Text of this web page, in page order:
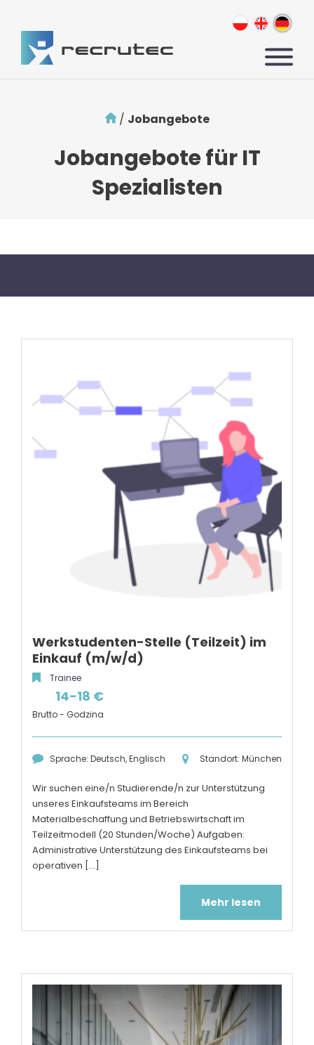
/ Jobangebote
Jobangebote für IT
Spezialisten
Werkstudenten-Stelle (Teilzeit) im
Einkauf (m/w/d)
Trainee
14-18 €
Brutto - Godzina
Sprache: Deutsch, Englisch Standort: München
Wir suchen eine/n Studierende/n zur Unterstützung
unseres Einkaufsteams im Bereich
Materialbeschaffung und Betriebswirtschaft im
Teilzeitmodell (20 Stunden/Woche) Aufgaben:
Administrative Unterstützung des Einkaufsteams bei
operativen [...]
Mehr lesen